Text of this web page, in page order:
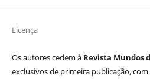
Licença
Os autores cedem à Revista Mundos
exclusivos de primeira publicação,